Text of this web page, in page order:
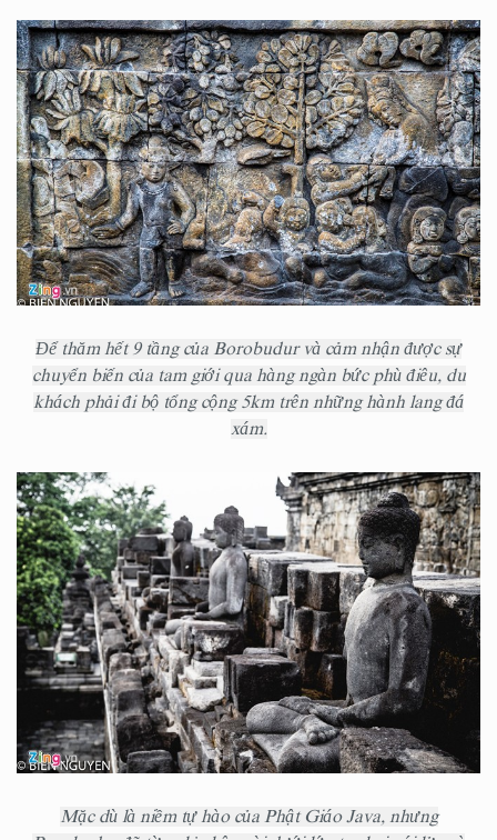
Để thăm hết 9 tầng của Borobudur và cảm nhận được sự
chuyển biến của tam giới qua hàng ngàn bức phù điêu, du
khách phải đi bộ tổng cộng 5km trên những hành lang đá
xám.
Mặc dù là niềm tự hào của Phật Giáo Java, nhưng